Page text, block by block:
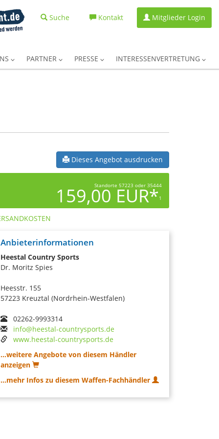
Suche Kontakt Mitglieder Login
PARTNER PRESSE INTERESSENVERTRETUNG
Dieses Angebot ausdrucken
Standorte 57223 oder 35444
159,00 EUR*1
Anbieterinformationen
Heestal Country Sports
Dr. Moritz Spies
Heesstr. 155
57223 Kreuztal (Nordrhein-Westfalen)
02262-9993314
info@heestal-countrysports.de
www.heestal-countrysports.de
...weitere Angebote von diesem Händler
anzeigen
...mehr Infos zu diesem Waffen-Fachhändler